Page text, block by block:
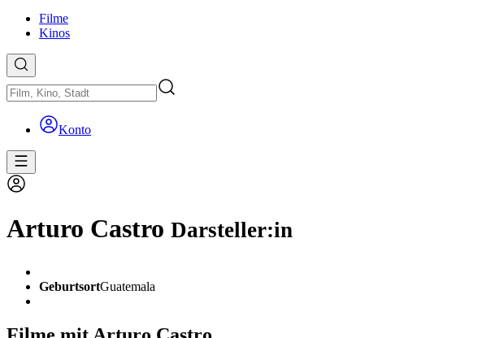
Filme
Kinos
Konto
Arturo Castro Darsteller:in
GeburtsortGuatemala